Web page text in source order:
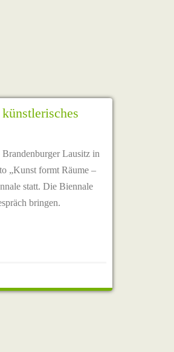
Lausitz in
„Kunst formt Räume –
statt. Die Biennale
bringen.